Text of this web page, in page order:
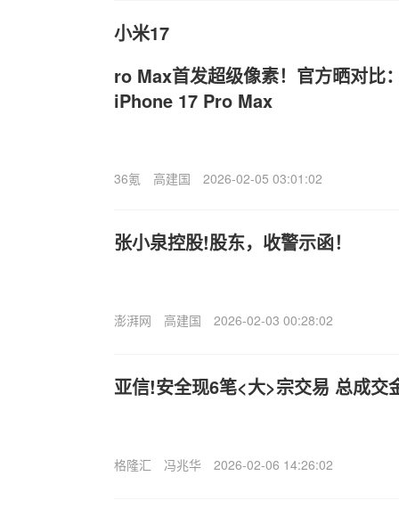
小米17
ro Max首发超级像素！官方晒对比
iPhone 17 Pro Max
36氪 高建国 2026-02-05 03:01:02
张小泉控股!股东，收警示函！
澎湃网 高建国 2026-02-03 00:28:02
亚信!安全现6笔<大>宗交易 总成交
格隆汇 冯兆华 2026-02-06 14:26:02